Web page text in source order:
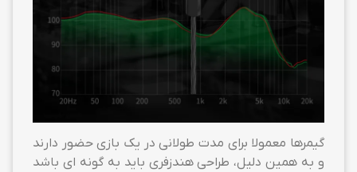
گیمرها معمولا برای مدت طولانی در یک بازی حضور دارند
و به همین دلیل، طراحی هندزفری باید به گونه ای باشد